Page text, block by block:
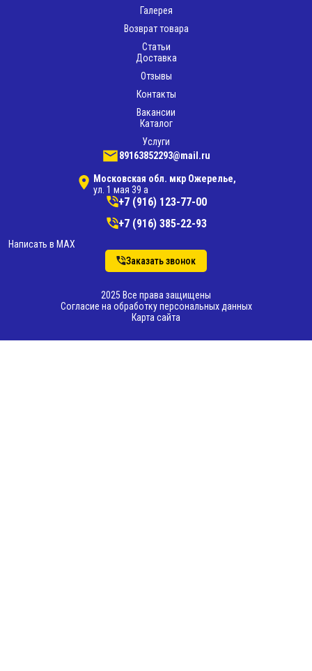
Галерея
Возврат товара
Статьи
Доставка
Отзывы
Контакты
Вакансии
Каталог
Услуги
89163852293@mail.ru
Московская обл. мкр Ожерелье,
ул. 1 мая 39 а
+7 (916) 123-77-00
+7 (916) 385-22-93
Написать в MAX
Заказать звонок
2025 Все права защищены
Согласие на обработку персональных данных
Карта сайта